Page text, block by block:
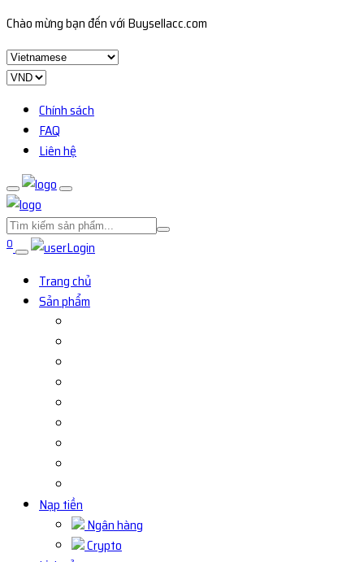
Chào mừng bạn đến với Buysellacc.com
Chính sách
FAQ
Liên hệ
0
Login
Trang chủ
Sản phẩm
Nạp tiền
Ngân hàng
Crypto